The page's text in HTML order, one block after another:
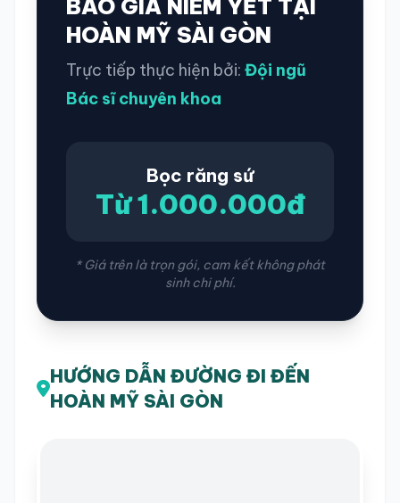
BÁO GIÁ NIÊM YẾT TẠI
HOÀN MỸ SÀI GÒN
Trực tiếp thực hiện bởi: Đội ngũ
Bác sĩ chuyên khoa
Bọc răng sứ
Từ 1.000.000đ
* Giá trên là trọn gói, cam kết không phát
sinh chi phí.
HƯỚNG DẪN ĐƯỜNG ĐI ĐẾN
HOÀN MỸ SÀI GÒN